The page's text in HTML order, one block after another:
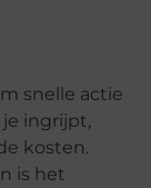
snelle actie
ingrijpt,
kosten.
is het